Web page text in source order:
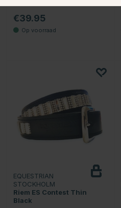
€39.95
EQUESTRIAN
STOCKHOLM
Riem ES Contest Thin
Black